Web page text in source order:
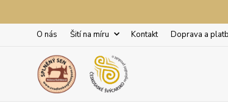
O nás Šití na míru Kontakt Doprava a